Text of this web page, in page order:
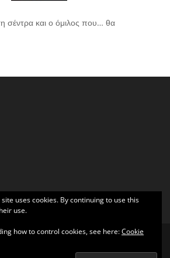
σέντρα και ο όμιλος που… θα
uses cookies. By continuing to use this
use.
how to control cookies, see here:Cookie